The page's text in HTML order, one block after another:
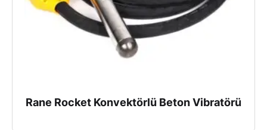
Rane Rocket Konvektörlü Beton Vibratörü